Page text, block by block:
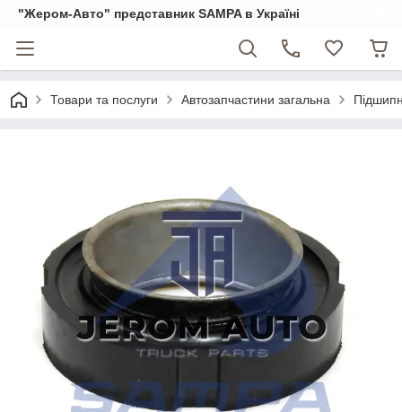
"Жером-Авто" представник SAMPA в Україні
Товари та послуги Автозапчастини загальна